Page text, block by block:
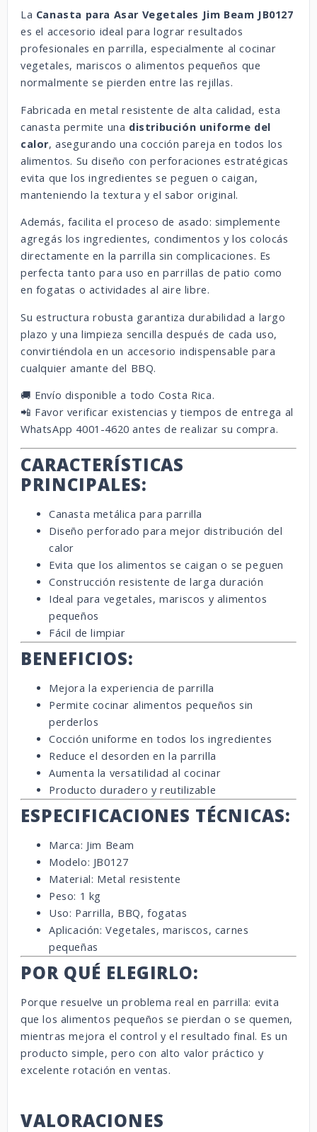
La Canasta para Asar Vegetales Jim Beam JB0127
es el accesorio ideal para lograr resultados
profesionales en parrilla, especialmente al cocinar
vegetales, mariscos o alimentos pequeños que
normalmente se pierden entre las rejillas.
Fabricada en metal resistente de alta calidad, esta
canasta permite una distribución uniforme del
calor, asegurando una cocción pareja en todos los
alimentos. Su diseño con perforaciones estratégicas
evita que los ingredientes se peguen o caigan,
manteniendo la textura y el sabor original.
Además, facilita el proceso de asado: simplemente
agregás los ingredientes, condimentos y los colocás
directamente en la parrilla sin complicaciones. Es
perfecta tanto para uso en parrillas de patio como
en fogatas o actividades al aire libre.
Su estructura robusta garantiza durabilidad a largo
plazo y una limpieza sencilla después de cada uso,
convirtiéndola en un accesorio indispensable para
cualquier amante del BBQ.
🚚 Envío disponible a todo Costa Rica.
📲 Favor verificar existencias y tiempos de entrega al
WhatsApp 4001-4620 antes de realizar su compra.
CARACTERÍSTICAS
PRINCIPALES:
Canasta metálica para parrilla
Diseño perforado para mejor distribución del
calor
Evita que los alimentos se caigan o se peguen
Construcción resistente de larga duración
Ideal para vegetales, mariscos y alimentos
pequeños
Fácil de limpiar
BENEFICIOS:
Mejora la experiencia de parrilla
Permite cocinar alimentos pequeños sin
perderlos
Cocción uniforme en todos los ingredientes
Reduce el desorden en la parrilla
Aumenta la versatilidad al cocinar
Producto duradero y reutilizable
ESPECIFICACIONES TÉCNICAS:
Marca: Jim Beam
Modelo: JB0127
Material: Metal resistente
Peso: 1 kg
Uso: Parrilla, BBQ, fogatas
Aplicación: Vegetales, mariscos, carnes
pequeñas
POR QUÉ ELEGIRLO:
Porque resuelve un problema real en parrilla: evita
que los alimentos pequeños se pierdan o se quemen,
mientras mejora el control y el resultado final. Es un
producto simple, pero con alto valor práctico y
excelente rotación en ventas.
VALORACIONES